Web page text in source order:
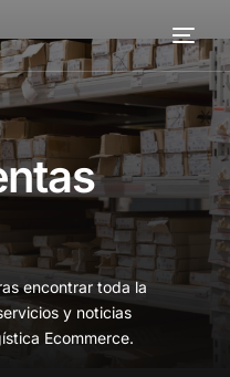
encontrar toda la
y noticias
Ecommerce.